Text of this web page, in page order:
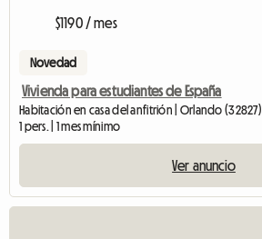
$1190 / mes
Novedad
Vivienda para estudiantes de España
Habitación en casa del anfitrión | Orlando (32827)
1 pers. | 1 mes mínimo
Ver anuncio